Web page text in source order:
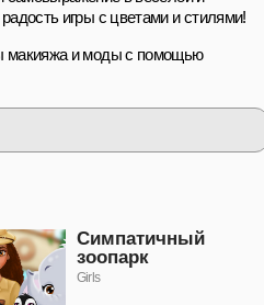
игры с цветами и стилями!
макияжа и моды с помощью
Симпатичный
зоопарк
Girls